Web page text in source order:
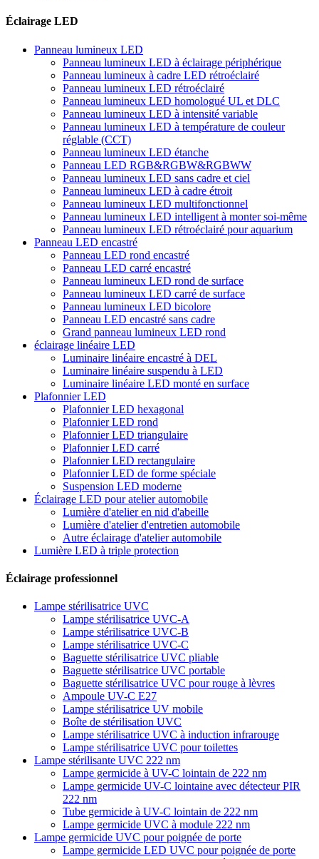
Éclairage LED
Panneau lumineux LED
Panneau lumineux LED à éclairage périphérique
Panneau lumineux à cadre LED rétroéclairé
Panneau lumineux LED rétroéclairé
Panneau lumineux LED homologué UL et DLC
Panneau lumineux LED à intensité variable
Panneau lumineux LED à température de couleur
réglable (CCT)
Panneau lumineux LED étanche
Panneau LED RGB&RGBW&RGBWW
Panneau lumineux LED sans cadre et ciel
Panneau lumineux LED à cadre étroit
Panneau lumineux LED multifonctionnel
Panneau lumineux LED intelligent à monter soi-même
Panneau lumineux LED rétroéclairé pour aquarium
Panneau LED encastré
Panneau LED rond encastré
Panneau LED carré encastré
Panneau lumineux LED rond de surface
Panneau lumineux LED carré de surface
Panneau lumineux LED bicolore
Panneau LED encastré sans cadre
Grand panneau lumineux LED rond
éclairage linéaire LED
Luminaire linéaire encastré à DEL
Luminaire linéaire suspendu à LED
Luminaire linéaire LED monté en surface
Plafonnier LED
Plafonnier LED hexagonal
Plafonnier LED rond
Plafonnier LED triangulaire
Plafonnier LED carré
Plafonnier LED rectangulaire
Plafonnier LED de forme spéciale
Suspension LED moderne
Éclairage LED pour atelier automobile
Lumière d'atelier en nid d'abeille
Lumière d'atelier d'entretien automobile
Autre éclairage d'atelier automobile
Lumière LED à triple protection
Éclairage professionnel
Lampe stérilisatrice UVC
Lampe stérilisatrice UVC-A
Lampe stérilisatrice UVC-B
Lampe stérilisatrice UVC-C
Baguette stérilisatrice UVC pliable
Baguette stérilisatrice UVC portable
Baguette stérilisatrice UVC pour rouge à lèvres
Ampoule UV-C E27
Lampe stérilisatrice UV mobile
Boîte de stérilisation UVC
Lampe stérilisatrice UVC à induction infrarouge
Lampe stérilisatrice UVC pour toilettes
Lampe stérilisante UVC 222 nm
Lampe germicide à UV-C lointain de 222 nm
Lampe germicide UV-C lointaine avec détecteur PIR
222 nm
Tube germicide à UV-C lointain de 222 nm
Lampe germicide UVC à module 222 nm
Lampe germicide UVC pour poignée de porte
Lampe germicide LED UVC pour poignée de porte